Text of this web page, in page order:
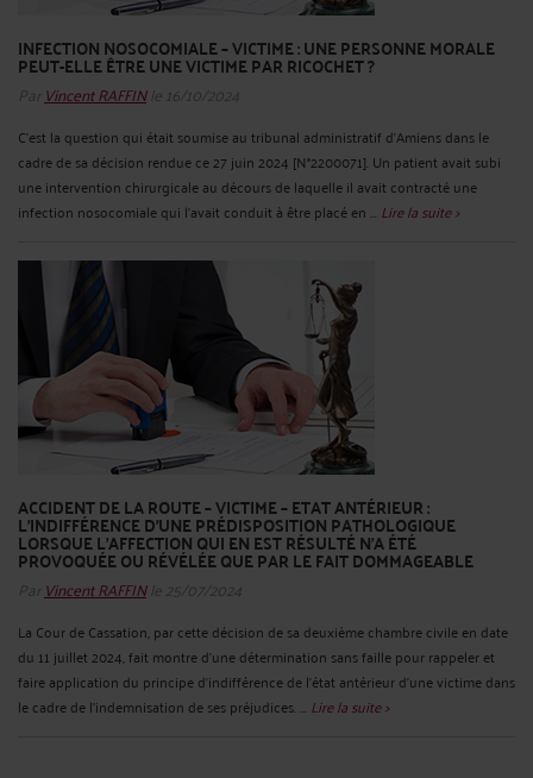
INFECTION NOSOCOMIALE – VICTIME : UNE PERSONNE MORALE
PEUT-ELLE ÊTRE UNE VICTIME PAR RICOCHET ?
Par Vincent RAFFINle 16/10/2024
C'est la question qui était soumise au tribunal administratif d'Amiens dans le
cadre de sa décision rendue ce 27 juin 2024 [N°2200071]. Un patient avait subi
une intervention chirurgicale au décours de laquelle il avait contracté une
infection nosocomiale qui l’avait conduit à être placé en ... Lire la suite >
ACCIDENT DE LA ROUTE – VICTIME – ETAT ANTÉRIEUR :
L'INDIFFÉRENCE D'UNE PRÉDISPOSITION PATHOLOGIQUE
LORSQUE L'AFFECTION QUI EN EST RÉSULTÉ N'A ÉTÉ
PROVOQUÉE OU RÉVÉLÉE QUE PAR LE FAIT DOMMAGEABLE
Par Vincent RAFFINle 25/07/2024
La Cour de Cassation, par cette décision de sa deuxième chambre civile en date
du 11 juillet 2024, fait montre d’une détermination sans faille pour rappeler et
faire application du principe d’indifférence de l'état antérieur d'une victime dans
le cadre de l'indemnisation de ses préjudices. ... Lire la suite >